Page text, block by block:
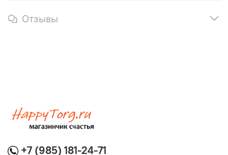
Отзывы
+7 (985) 181-24-71